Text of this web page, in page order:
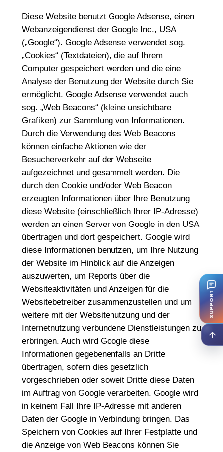
Diese Website benutzt Google Adsense, einen
Webanzeigendienst der Google Inc., USA
(„Google“). Google Adsense verwendet sog.
„Cookies“ (Textdateien), die auf Ihrem
Computer gespeichert werden und die eine
Analyse der Benutzung der Website durch Sie
ermöglicht. Google Adsense verwendet auch
sog. „Web Beacons“ (kleine unsichtbare
Grafiken) zur Sammlung von Informationen.
Durch die Verwendung des Web Beacons
können einfache Aktionen wie der
Besucherverkehr auf der Webseite
aufgezeichnet und gesammelt werden. Die
durch den Cookie und/oder Web Beacon
erzeugten Informationen über Ihre Benutzung
diese Website (einschließlich Ihrer IP-Adresse)
werden an einen Server von Google in den USA
übertragen und dort gespeichert. Google wird
diese Informationen benutzen, um Ihre Nutzung
der Website im Hinblick auf die Anzeigen
auszuwerten, um Reports über die
Websiteaktivitäten und Anzeigen für die
Websitebetreiber zusammenzustellen und um
weitere mit der Websitenutzung und der
Internetnutzung verbundene Dienstleistungen zu
erbringen. Auch wird Google diese
Informationen gegebenenfalls an Dritte
übertragen, sofern dies gesetzlich
vorgeschrieben oder soweit Dritte diese Daten
im Auftrag von Google verarbeiten. Google wird
in keinem Fall Ihre IP-Adresse mit anderen
Daten der Google in Verbindung bringen. Das
Speichern von Cookies auf Ihrer Festplatte und
die Anzeige von Web Beacons können Sie
SUPPORT